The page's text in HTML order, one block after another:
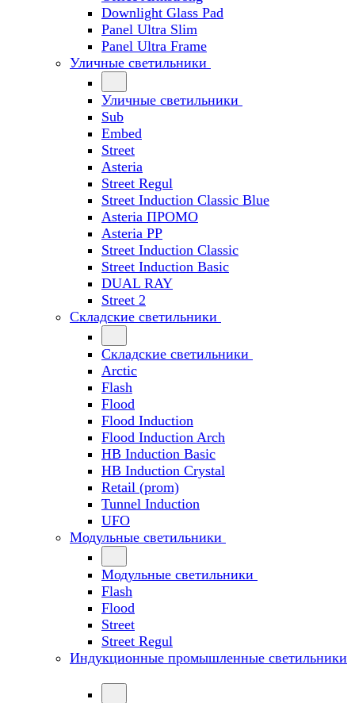
Downlight Glass Pad
Panel Ultra Slim
Panel Ultra Frame
Уличные светильники
Уличные светильники
Sub
Embed
Street
Asteria
Street Regul
Street Induction Classic Blue
Asteria ПРОМО
Asteria PP
Street Induction Classic
Street Induction Basic
DUAL RAY
Street 2
Складские светильники
Складские светильники
Arctic
Flash
Flood
Flood Induction
Flood Induction Arch
HB Induction Basic
HB Induction Crystal
Retail (prom)
Tunnel Induction
UFO
Модульные светильники
Модульные светильники
Flash
Flood
Street
Street Regul
Индукционные промышленные светильники